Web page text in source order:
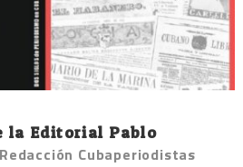
la Editorial Pablo
Redacción Cubaperiodistas